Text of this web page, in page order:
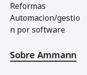
Reformas
Automacion/gestio
n por software
Sobre Ammann